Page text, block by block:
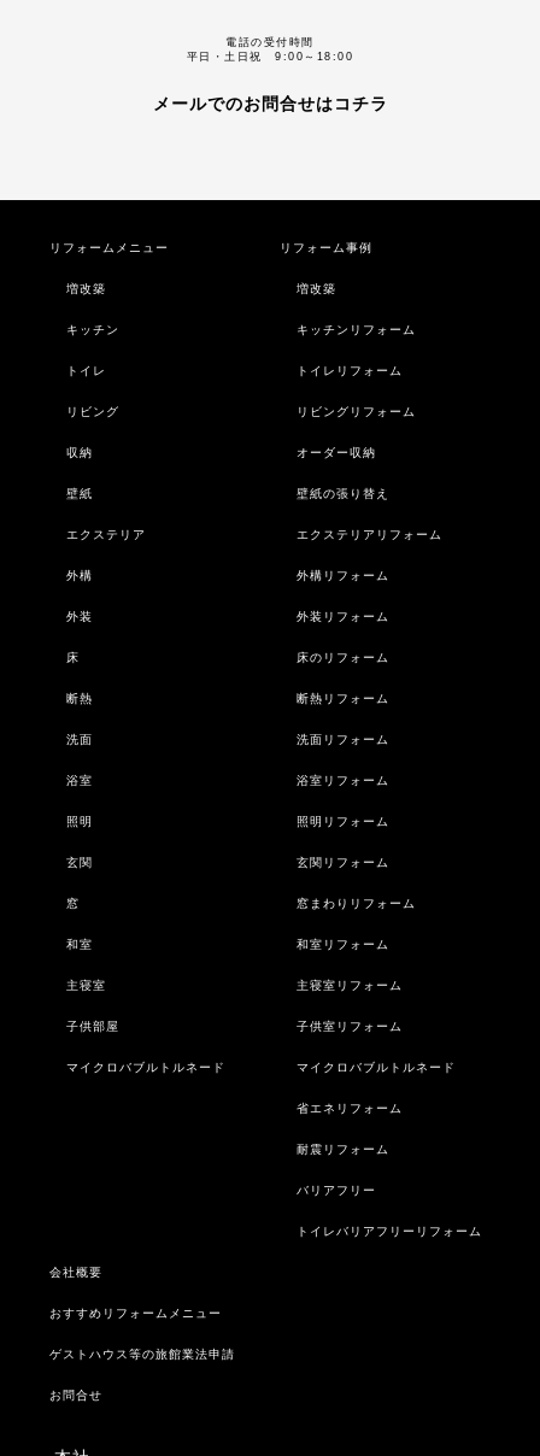
電話の受付時間
平日・土日祝 9:00～18:00
メールでのお問合せはコチラ
リフォームメニュー
増改築
キッチン
トイレ
リビング
収納
壁紙
エクステリア
外構
外装
床
断熱
洗面
浴室
照明
玄関
窓
和室
主寝室
子供部屋
マイクロバブルトルネード
リフォーム事例
増改築
キッチンリフォーム
トイレリフォーム
リビングリフォーム
オーダー収納
壁紙の張り替え
エクステリアリフォーム
外構リフォーム
外装リフォーム
床のリフォーム
断熱リフォーム
洗面リフォーム
浴室リフォーム
照明リフォーム
玄関リフォーム
窓まわりリフォーム
和室リフォーム
主寝室リフォーム
子供室リフォーム
マイクロバブルトルネード
省エネリフォーム
耐震リフォーム
バリアフリー
トイレバリアフリーリフォーム
会社概要
おすすめリフォームメニュー
ゲストハウス等の旅館業法申請
お問合せ